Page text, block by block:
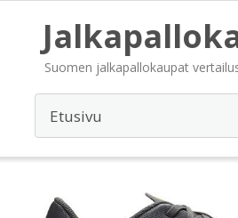
Suomen jalkapallokaupat